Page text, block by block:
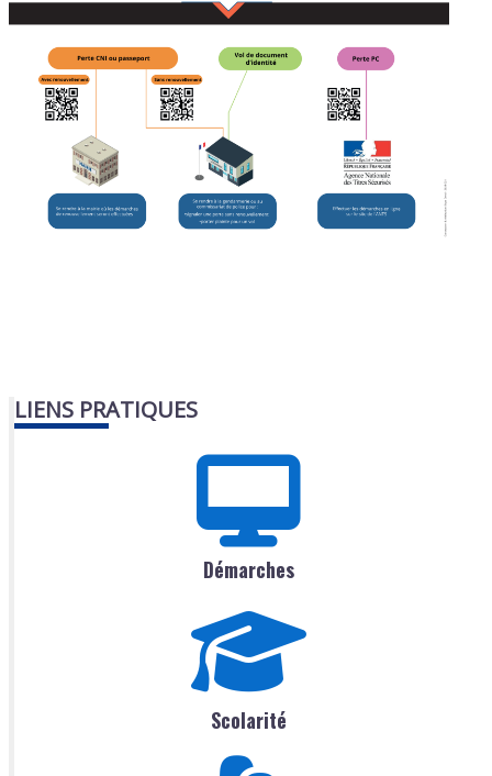
LIENS PRATIQUES
Démarches
Scolarité